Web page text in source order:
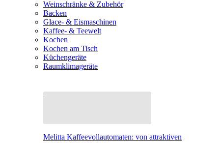
Weinschränke & Zubehör
Backen
Glace- & Eismaschinen
Kaffee- & Teewelt
Kochen
Kochen am Tisch
Küchengeräte
Raumklimageräte
Melitta Kaffeevollautomaten: von attraktiven